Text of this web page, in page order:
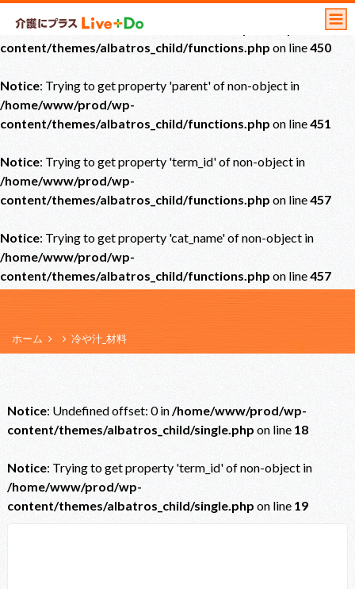
Notice: Undefined offset: 0 in
content/themes/albatros_child/functions.php on line450
Notice: Trying to get property 'parent' of non-object in
/home/www/prod/wp-
content/themes/albatros_child/functions.php on line451
Notice: Trying to get property 'term_id' of non-object in
/home/www/prod/wp-
content/themes/albatros_child/functions.php on line457
Notice: Trying to get property 'cat_name' of non-object in
/home/www/prod/wp-
content/themes/albatros_child/functions.php on line457
ホーム 冷や汁_材料
Notice: Undefined offset: 0 in/home/www/prod/wp-
content/themes/albatros_child/single.php on line 18
Notice: Trying to get property 'term_id' of non-object in
/home/www/prod/wp-
content/themes/albatros_child/single.php on line 19